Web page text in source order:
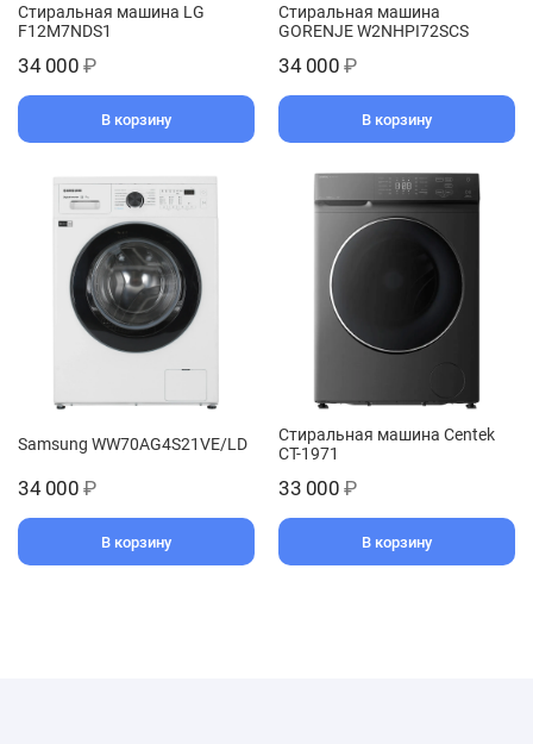
Стиральная машина LG
F12M7NDS1
34 000 ₽
В корзину
Стиральная машина
GORENJE W2NHPI72SCS
34 000 ₽
В корзину
Samsung WW70AG4S21VE/LD
34 000 ₽
В корзину
Стиральная машина Centek
CT-1971
33 000 ₽
В корзину